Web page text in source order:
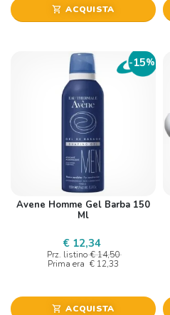
shopping_cart ACQUISTA
-15%
Avene Homme Gel Barba 150
Ml
€ 12,34
Prz. listino € 14,50
Prima era € 12,33
shopping_cart ACQUISTA